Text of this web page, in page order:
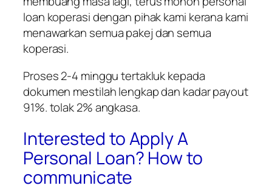
loan koperasi dengan pihak kami kerana kami
menawarkan semua pakej dan semua
koperasi.
Proses 2-4 minggu tertakluk kepada
dokumen mestilah lengkap dan kadar payout
91%. tolak 2% angkasa.
Interested to Apply A
Personal Loan? How to
communicate